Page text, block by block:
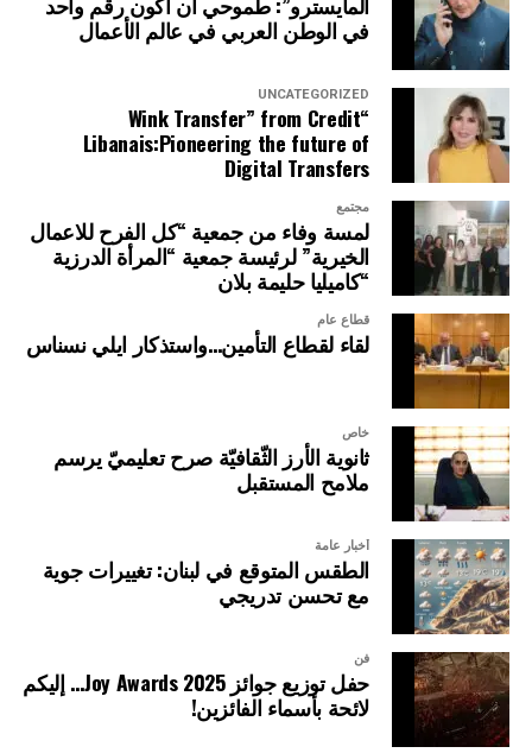
في الوطن العربي في عالم الأعمال
UNCATEGORIZED
“Wink Transfer” from Credit
Libanais:Pioneering the future of
Digital Transfers
مجتمع
لمسة وفاء من جمعية “كل الفرح للاعمال
الخيرية” لرئيسة جمعية “المرأة الدرزية
“كاميليا حليمة بلان
قطاع عام
لقاء لقطاع التأمين…واستذكار ايلي نسناس
خاص
ثانوية الأرز الثّقافيّة صرح تعليميّ يرسم
ملامح المستقبل
أخبار عامة
الطقس المتوقع في لبنان: تغييرات جوية
مع تحسن تدريجي
فن
حفل توزيع جوائز Joy Awards 2025… إليكم
لائحة بأسماء الفائزين!